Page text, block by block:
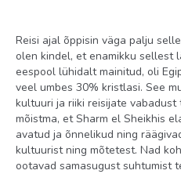
Reisi ajal õppisin väga palju
olen kindel, et enamikku sellest
eespool lühidalt mainitud, oli
veel umbes 30% kristlasi. See
kultuuri ja riiki reisijate
mõistma, et Sharm el Sheikhis
avatud ja õnnelikud ning
kultuurist ning mõtetest. Nad
ootavad samasugust suhtumist